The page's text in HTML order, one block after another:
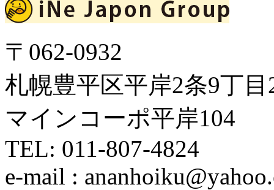
〒062-0932
札幌豊平区平岸2条9丁目
マインコーポ平岸104
TEL: 011-807-4824
e-mail :